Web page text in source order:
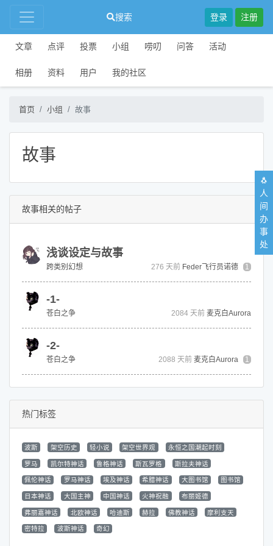
搜索 登录 注册
文章 点评 投票 小组 唠叨 问答 活动
相册 资料 用户 我的社区
首页 小组 故事
故事
故事相关的帖子
浅谈设定与故事
跨类别幻想 276 天前 Feder飞行员诺德 1
-1-
苍白之争 2084 天前 麦克白Aurora
-2-
苍白之争 2088 天前 麦克白Aurora 1
热门标签
波斯 架空历史 轻小说 架空世界观 永恒之国潮起时刻
罗马 凯尔特神话 鲁格神话 斯瓦罗格 斯拉夫神话
佩伦神话 罗马神话 埃及神话 希腊神话 大图书馆 图书馆
日本神话 大国主神 中国神话 火神祝融 布丽姬德
弗丽嘉神话 北欧神话 哈迪斯 赫拉 佛教神话 摩利支天
密特拉 波斯神话 奇幻
🐧
人
间
办
事
处